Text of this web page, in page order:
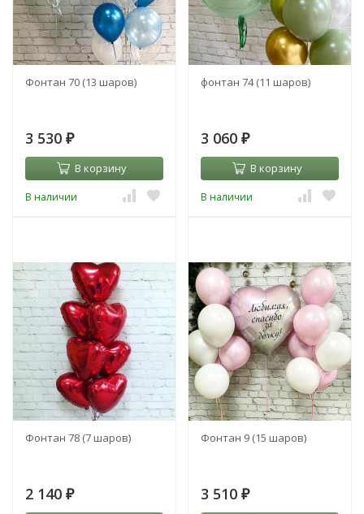
Фонтан 70 (13 шаров)
3 530 ₽
В корзину
В наличии
фонтан 74 (11 шаров)
3 060 ₽
В корзину
В наличии
Фонтан 78 (7 шаров)
2 140 ₽
Фонтан 9 (15 шаров)
3 510 ₽